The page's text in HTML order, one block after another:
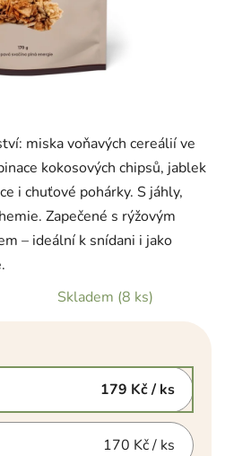
miska voňavých cereálií ve
kokosových chipsů, jablek
i chuťové pohárky. S jáhly,
Zapečené s rýžovým
– ideální k snídani i jako
Skladem (8 ks)
179 Kč/ ks
170 Kč/ ks